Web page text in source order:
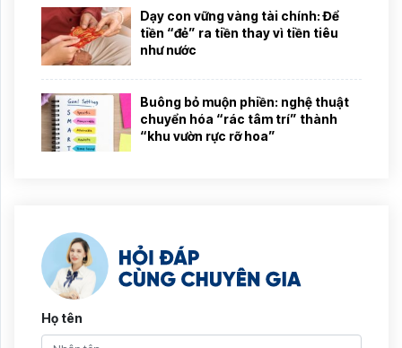
Dạy con vững vàng tài chính: Để
tiền “đẻ” ra tiền thay vì tiền tiêu
như nước
Buông bỏ muộn phiền: nghệ thuật
chuyển hóa “rác tâm trí” thành
“khu vườn rực rỡ hoa”
Họ tên